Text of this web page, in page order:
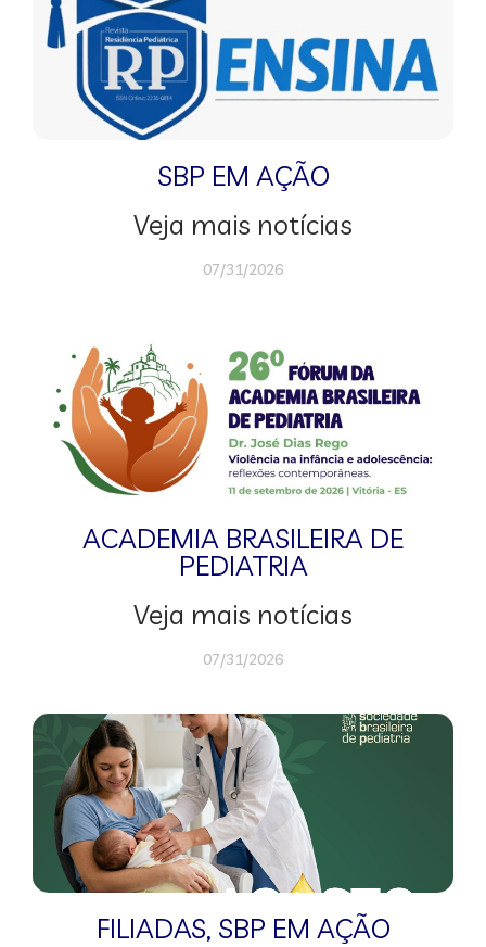
SBP EM AÇÃO
Veja mais notícias
07/31/2026
ACADEMIA BRASILEIRA DE
PEDIATRIA
Veja mais notícias
07/31/2026
FILIADAS, SBP EM AÇÃO